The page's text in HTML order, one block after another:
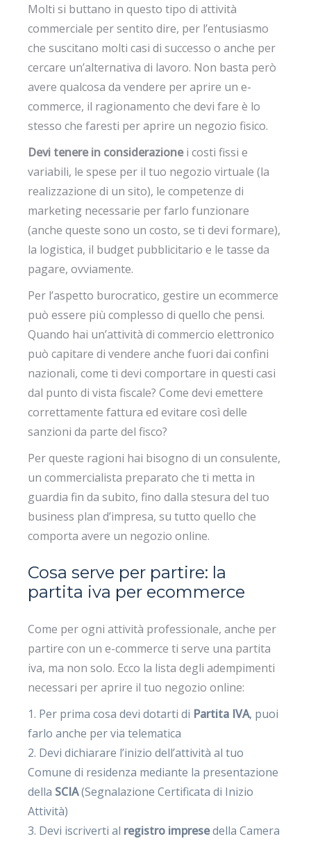
Molti si buttano in questo tipo di attività
commerciale per sentito dire, per l’entusiasmo
che suscitano molti casi di successo o anche per
cercare un’alternativa di lavoro. Non basta però
avere qualcosa da vendere per aprire un e-
commerce, il ragionamento che devi fare è lo
stesso che faresti per aprire un negozio fisico.
Devi tenere in considerazionei costi fissi e
variabili, le spese per il tuo negozio virtuale (la
realizzazione di un sito), le competenze di
marketing necessarie per farlo funzionare
(anche queste sono un costo, se ti devi formare),
la logistica, il budget pubblicitario e le tasse da
pagare, ovviamente.
Per l’aspetto burocratico, gestire un ecommerce
può essere più complesso di quello che pensi.
Quando hai un’attività di commercio elettronico
può capitare di vendere anche fuori dai confini
nazionali, come ti devi comportare in questi casi
dal punto di vista fiscale? Come devi emettere
correttamente fattura ed evitare così delle
sanzioni da parte del fisco?
Per queste ragioni hai bisogno di un consulente,
un commercialista preparato che ti metta in
guardia fin da subito, fino dalla stesura del tuo
business plan d’impresa, su tutto quello che
comporta avere un negozio online.
Cosa serve per partire: la
partita iva per ecommerce
Come per ogni attività professionale, anche per
partire con un e-commerce ti serve una partita
iva, ma non solo. Ecco la lista degli adempimenti
necessari per aprire il tuo negozio online:
Per prima cosa devi dotarti di Partita IVA, puoi
farlo anche per via telematica
Devi dichiarare l’inizio dell’attività al tuo
Comune di residenza mediante la presentazione
della SCIA(Segnalazione Certificata di Inizio
Attività)
Devi iscriverti al registro impresedella Camera